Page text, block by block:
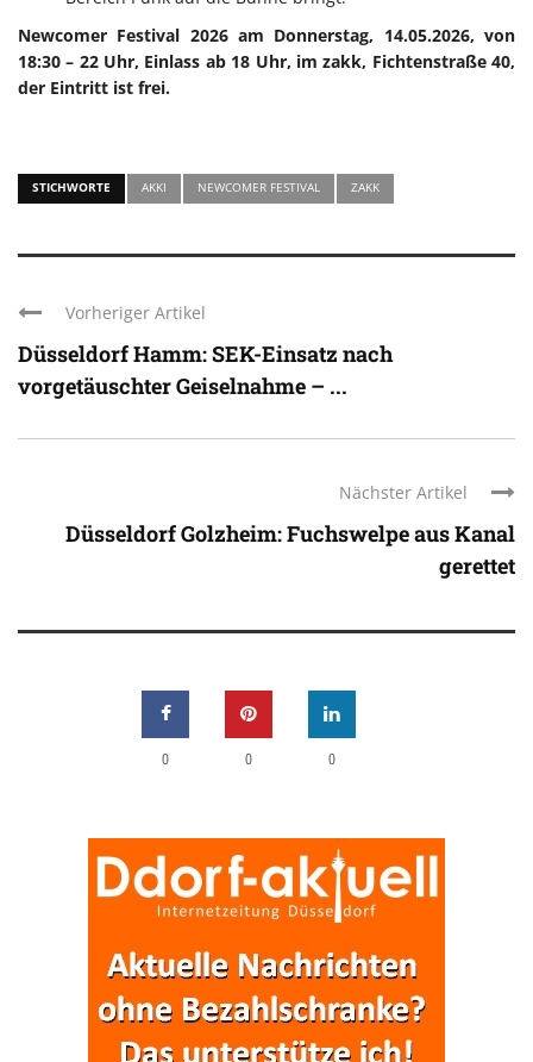
Newcomer Festival 2026 am Donnerstag, 14.05.2026, von
18:30 – 22 Uhr, Einlass ab 18 Uhr, im zakk, Fichtenstraße 40,
der Eintritt ist frei.
STICHWORTE AKKI NEWCOMER FESTIVAL ZAKK
Vorheriger Artikel
Düsseldorf Hamm: SEK-Einsatz nach
vorgetäuschter Geiselnahme – ...
Nächster Artikel
Düsseldorf Golzheim: Fuchswelpe aus Kanal
gerettet
0 0 0